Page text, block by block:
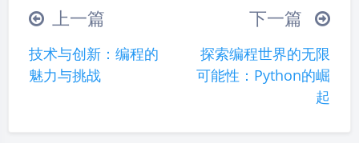
∠( ᐛ 」∠)＿
୧(๑•̀⌄•́๑)૭
(ノ°ο°)ノ
(´இ皿இ｀)
(ฅ´ω`ฅ)
上一篇
技术与创新：编程的
魅力与挑战
下一篇
探索编程世界的无限
可能性：Python的崛
起